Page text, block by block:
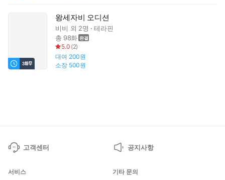
왕세자비 오디션
비비 외 2명
테라핀
총 98화
5.0 (2)
대여 200원
소장 500원
고객센터 공지사항
서비스 기타 문의